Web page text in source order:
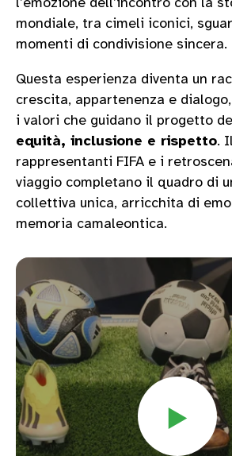
mondiale, tra cimeli iconici,
momenti di condivisione sincera.
Questa esperienza diventa un
crescita, appartenenza e
i valori che guidano il progetto
equità, inclusione e rispetto.
rappresentanti FIFA e i
viaggio completano il quadro di
collettiva unica, arricchita di
memoria camaleontica.